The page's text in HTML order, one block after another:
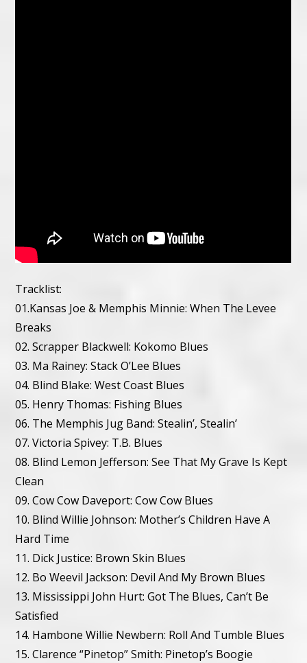
Tracklist:
01.Kansas Joe & Memphis Minnie: When The Levee
Breaks
02. Scrapper Blackwell: Kokomo Blues
03. Ma Rainey: Stack O’Lee Blues
04. Blind Blake: West Coast Blues
05. Henry Thomas: Fishing Blues
06. The Memphis Jug Band: Stealin’, Stealin’
07. Victoria Spivey: T.B. Blues
08. Blind Lemon Jefferson: See That My Grave Is Kept
Clean
09. Cow Cow Daveport: Cow Cow Blues
10. Blind Willie Johnson: Mother’s Children Have A
Hard Time
11. Dick Justice: Brown Skin Blues
12. Bo Weevil Jackson: Devil And My Brown Blues
13. Mississippi John Hurt: Got The Blues, Can’t Be
Satisfied
14. Hambone Willie Newbern: Roll And Tumble Blues
15. Clarence “Pinetop” Smith: Pinetop’s Boogie